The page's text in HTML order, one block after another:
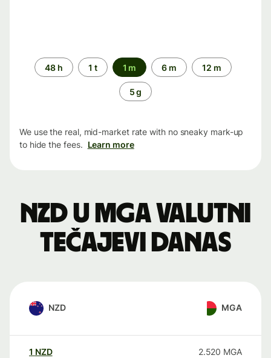
Time
period
48 h 1 t 1 m 6 m 12 m
5 g
We use the real, mid-market rate with no sneaky mark-up
to hide the fees. Learn more
NZD u MGA valutni
tečajevi danas
NZD MGA
1 NZD 2.520 MGA